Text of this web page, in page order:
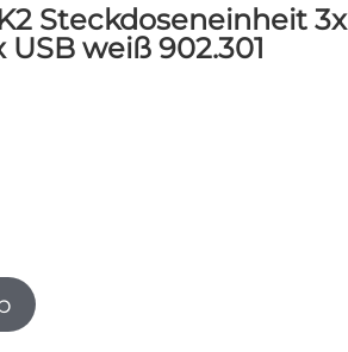
Steckdoseneinheit 3x
USB weiß 902.301